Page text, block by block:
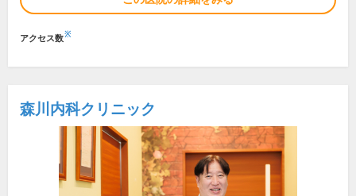
アクセス数※
森川内科クリニック